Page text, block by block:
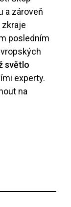
a zároveň
zkraje
posledním
světlo
experty.
na